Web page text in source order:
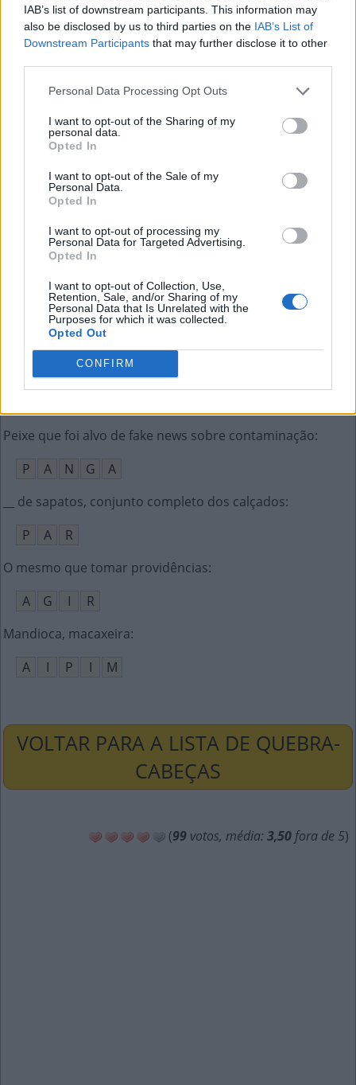
IAB’s list of downstream participants. This information may
also be disclosed by us to third parties on the IAB’s List of
Downstream Participants that may further disclose it to other
Personal Data Processing Opt Outs
I want to opt-out of the Sharing of my
personal data.
Opted In
I want to opt-out of the Sale of my
Personal Data.
Opted In
I want to opt-out of processing my
Personal Data for Targeted Advertising.
Opted In
I want to opt-out of Collection, Use,
Retention, Sale, and/or Sharing of my
Personal Data that Is Unrelated with the
Purposes for which it was collected.
Opted Out
CONFIRM
M
A I
O
I
N P
E
O E
R
Memória que roda o sistema operacional do PC:
A
M
Fazer o som de um gato:
Instituto Nacional de Pesquisas Espaciais
N P
E
Mês em que se celebra o dia das mães
Peixe que foi alvo de fake news sobre contaminação:
P
A N G
A
__ de sapatos, conjunto completo dos calçados:
P
A
R
O mesmo que tomar providências:
A
G I
R
Mandioca, macaxeira:
A
I P I M
VOLTAR PARA A LISTA DE QUEBRA-
CABEÇAS
(99 votos, média: 3,50 fora de 5)